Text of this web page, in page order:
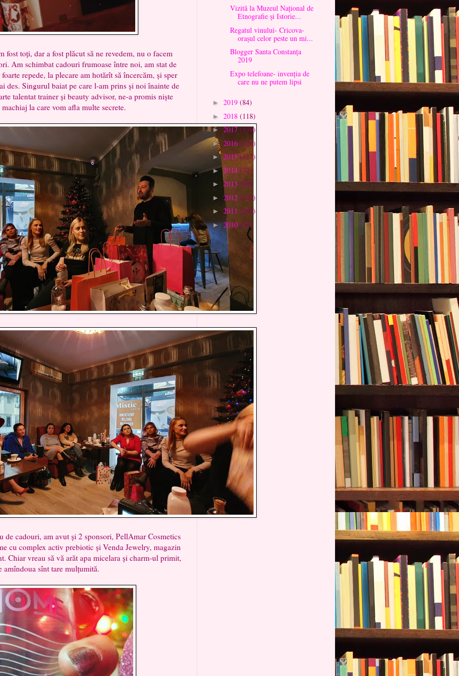
toți, dar a fost plăcut să ne revedem, nu o facem
Am schimbat cadouri frumoase între noi, am stat de
repede, la plecare am hotărît să încercăm, și sper
des. Singurul baiat pe care l-am prins și noi înainte de
talentat trainer și beauty advisor, ne-a promis niște
la care vom afla multe secrete.
de cadouri, am avut și 2 sponsori, PellAmar Cosmetics
cu complex activ prebiotic și Venda Jewelry, magazin
Chiar vreau să vă arăt apa micelara și charm-ul primit,
amîndoua sînt tare mulțumită.
Vizită la Muzeul Național de
Etnografie și Istorie...
Regatul vinului- Cricova-
orașul celor peste un mi...
Blogger Santa Constanța
2019
Expo telefoane- invenția de
care nu ne putem lipsi
► 2019 (84)
► 2018 (118)
► 2017(138)
► 2016 (126)
►2015 (117)
►2014 (72)
► 2013 (99)
► 2012 (143)
► 2011 (283)
►2010 (52)